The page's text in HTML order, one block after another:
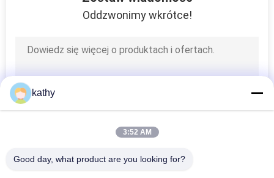
Oddzwonimy wkrótce!
kathy
3:52 AM
Good day, what product are you looking for?